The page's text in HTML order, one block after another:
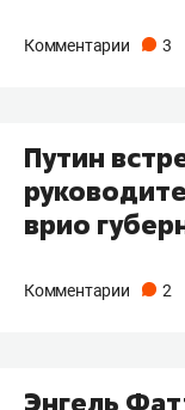
Комментарии 3
Путин
врио
Комментарии 2